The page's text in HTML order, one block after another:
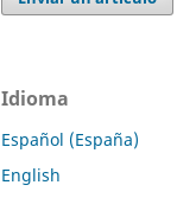
Idioma
Español (España)
English